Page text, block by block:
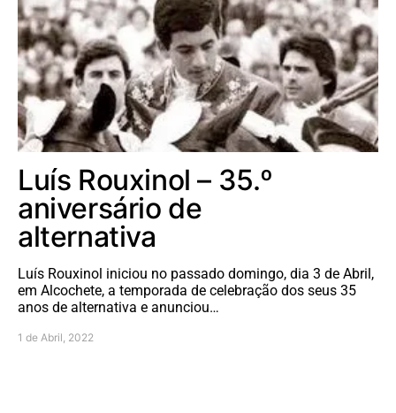
Luís Rouxinol – 35.º
aniversário de
alternativa
Luís Rouxinol iniciou no passado domingo, dia 3 de Abril,
em Alcochete, a temporada de celebração dos seus 35
anos de alternativa e anunciou…
1 de Abril, 2022